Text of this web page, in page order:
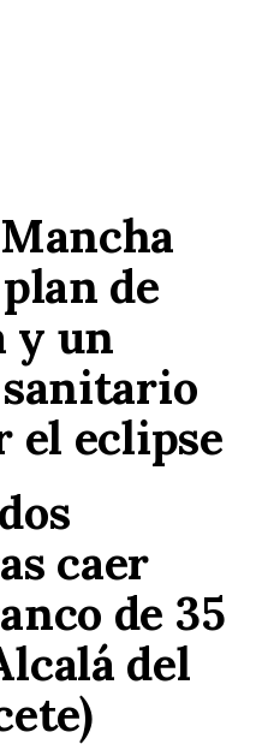
de
y un
el eclipse
caer
de 35
del